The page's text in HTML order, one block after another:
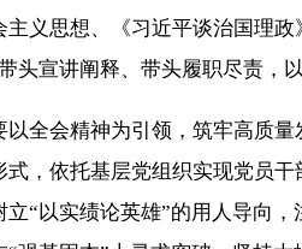
义思想、《习近平谈治国理
头宣讲阐释、带头履职尽责，
会精神为引领，筑牢高质量
，依托基层党组织实现党员
“以实绩论英雄”的用人导向